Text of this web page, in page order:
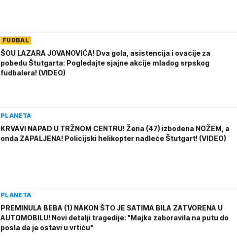
FUDBAL
ŠOU LAZARA JOVANOVIĆA! Dva gola, asistencija i ovacije za
pobedu Štutgarta: Pogledajte sjajne akcije mladog srpskog
fudbalera! (VIDEO)
PLANETA
KRVAVI NAPAD U TRŽNOM CENTRU! Žena (47) izbodena NOŽEM, a
onda ZAPALJENA! Policijski helikopter nadleće Štutgart! (VIDEO)
PLANETA
PREMINULA BEBA (1) NAKON ŠTO JE SATIMA BILA ZATVORENA U
AUTOMOBILU! Novi detalji tragedije: "Majka zaboravila na putu do
posla da je ostavi u vrtiću"